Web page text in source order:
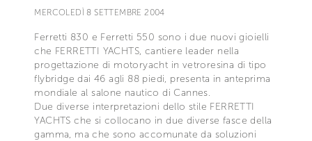
MERCOLEDÌ 8 SETTEMBRE 2004
Ferretti 830 e Ferretti 550 sono i due nuovi gioielli
che FERRETTI YACHTS, cantiere leader nella
progettazione di motoryacht in vetroresina di tipo
flybridge dai 46 agli 88 piedi, presenta in anteprima
mondiale al salone nautico di Cannes.
Due diverse interpretazioni dello stile FERRETTI
YACHTS che si collocano in due diverse fasce della
gamma, ma che sono accomunate da soluzioni